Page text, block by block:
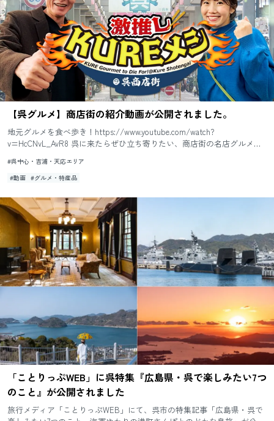
【呉グルメ】商店街の紹介動画が公開されました。
地元グルメを食べ歩き！https://www.youtube.com/watch?
v=HcCNvL_AvR8 呉に来たらぜひ立ち寄りたい、商店街の名店グルメを
#呉中心・吉浦・天応エリア
#動画 #グルメ・特産品
「ことりっぷWEB」に呉特集『広島県・呉で楽しみたい7つ
のこと』が公開されました
旅行メディア「ことりっぷWEB」にて、呉市の特集記事「広島県・呉で